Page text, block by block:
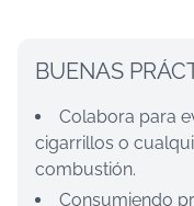
BUENAS
Colabora para
cigarrillos o
combustión.
Consumiendo